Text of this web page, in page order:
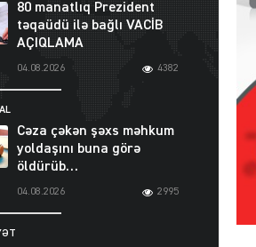
80 manatlıq Prezident
təqaüdü ilə bağlı VACİB
AÇIQLAMA
04.08.2026 4382
Cəza çəkən şəxs məhkum
yoldaşını buna görə
öldürüb…
04.08.2026 2995